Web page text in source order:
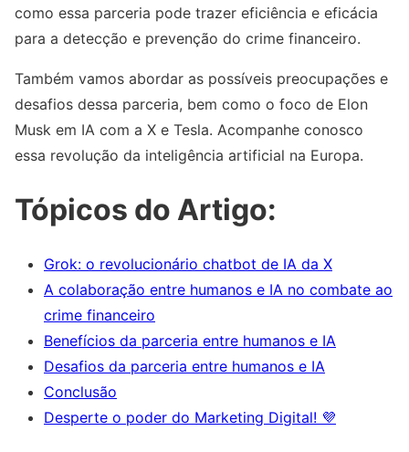
como essa parceria pode trazer eficiência e eficácia
para a detecção e prevenção do crime financeiro.
Também vamos abordar as possíveis preocupações e
desafios dessa parceria, bem como o foco de Elon
Musk em IA com a X e Tesla. Acompanhe conosco
essa revolução da inteligência artificial na Europa.
Tópicos do Artigo:
Grok: o revolucionário chatbot de IA da X
A colaboração entre humanos e IA no combate ao
crime financeiro
Benefícios da parceria entre humanos e IA
Desafios da parceria entre humanos e IA
Conclusão
Desperte o poder do Marketing Digital! 💜